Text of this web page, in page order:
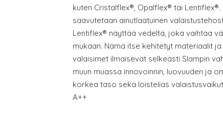
kuten Cristalflex®, Opalflex® tai
saavutetaan ainutlaatuinen
Lentiflex® näyttää vedeltä, joka vaihtaa
mukaan. Nämä itse kehitetyt materiaalit
valaisimet ilmaisevat selkeästi Slampin
muun muassa innovoinnin, luovuuden ja
korkea taso sekä loistelias
A++